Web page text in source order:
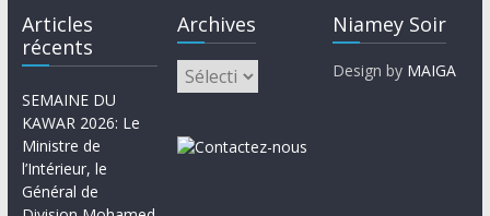
Articles
récents
SEMAINE DU
KAWAR 2026: Le
Ministre de
l’Intérieur, le
Général de
Archives Niamey Soir
Design by MAIGA